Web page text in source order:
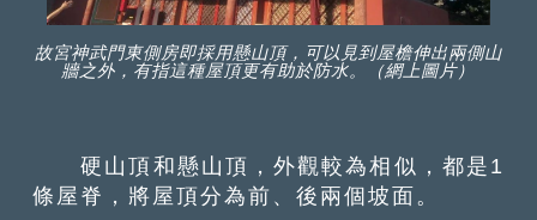
故宮神武門東側房即採用懸山頂，可以見到屋檐伸出兩側山
牆之外，有指這種屋頂更有助於防水。（網上圖片）
硬山頂和懸山頂，外觀較為相似，都是1
條屋脊，將屋頂分為前、後兩個坡面。